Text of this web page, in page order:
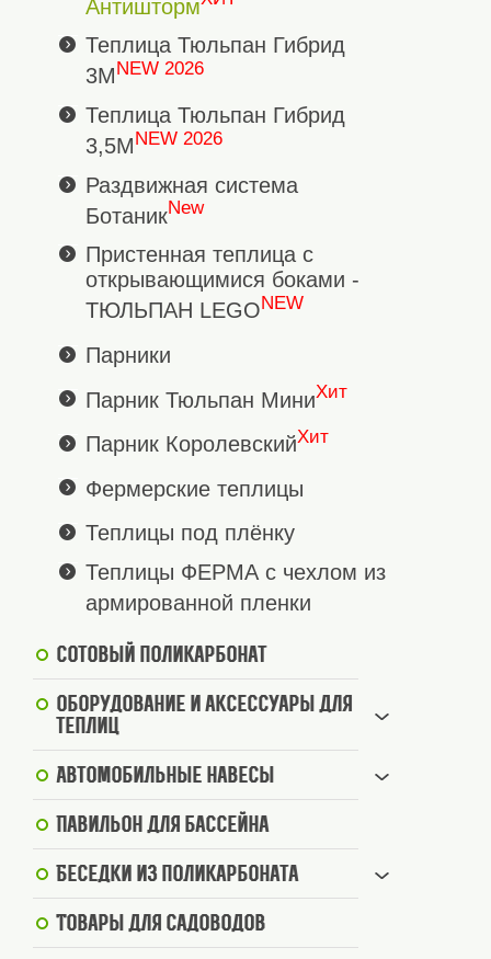
Антишторм
Теплица Тюльпан Гибрид
3М NEW 2026
Теплица Тюльпан Гибрид
3,5МNEW 2026
Раздвижная система
БотаникNew
Пристенная теплица с
открывающимися боками -
ТЮЛЬПАН LEGONEW
Парники
Парник Тюльпан МиниХит
Парник КоролевскийХит
Фермерские теплицы
Теплицы под плёнку
Теплицы ФЕРМА с чехлом из
армированной пленки
Сотовый поликарбонат
Оборудование и аксессуары для
теплиц
Автомобильные навесы
Павильон для бассейна
Беседки из поликарбоната
Товары для садоводов